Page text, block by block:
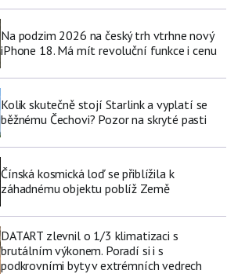
Na podzim 2026 na český trh vtrhne nový
iPhone 18. Má mít revoluční funkce i cenu
Kolik skutečně stojí Starlink a vyplatí se
běžnému Čechovi? Pozor na skryté pasti
Čínská kosmická loď se přiblížila k
záhadnému objektu poblíž Země
DATART zlevnil o 1/3 klimatizaci s
brutálním výkonem. Poradí si i s
podkrovními byty v extrémních vedrech